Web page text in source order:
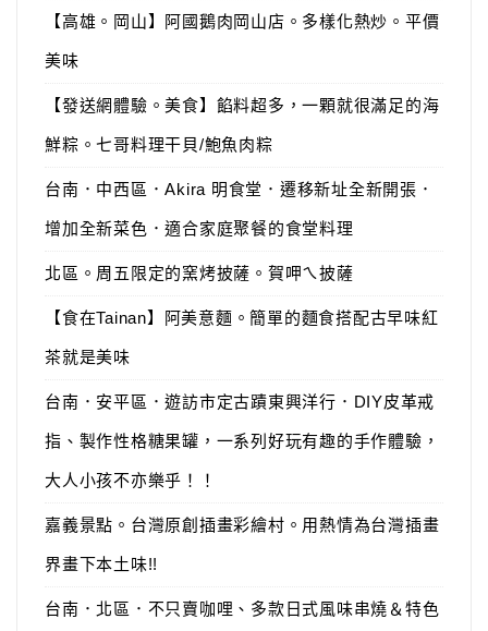
【高雄。岡山】阿國鵝肉岡山店。多樣化熱炒。平價
美味
【發送網體驗。美食】餡料超多，一顆就很滿足的海
鮮粽。七哥料理干貝/鮑魚肉粽
台南．中西區．Akira 明食堂．遷移新址全新開張．
增加全新菜色．適合家庭聚餐的食堂料理
北區。周五限定的窯烤披薩。賀呷ㄟ披薩
【食在Tainan】阿美意麵。簡單的麵食搭配古早味紅
茶就是美味
台南．安平區．遊訪市定古蹟東興洋行．DIY皮革戒
指、製作性格糖果罐，一系列好玩有趣的手作體驗，
大人小孩不亦樂乎！！
嘉義景點。台灣原創插畫彩繪村。用熱情為台灣插畫
界畫下本土味!!
台南．北區．不只賣咖哩、多款日式風味串燒＆特色